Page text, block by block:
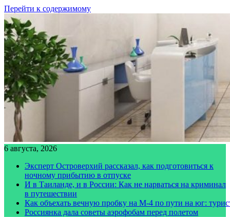
Перейти к содержимому
6 августа, 2026
Эксперт Островерхий рассказал, как подготовиться к
ночному прибытию в отпуске
И в Таиланде, и в России: Как не нарваться на криминал
в путешествии
Как объехать вечную пробку на М-4 по пути на юг:
Россиянка дала советы аэрофобам перед полетом